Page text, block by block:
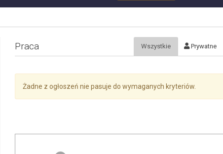
Praca Wszystkie Prywatne
Żadne z ogłoszeń nie pasuje do wymaganych kryteriów.